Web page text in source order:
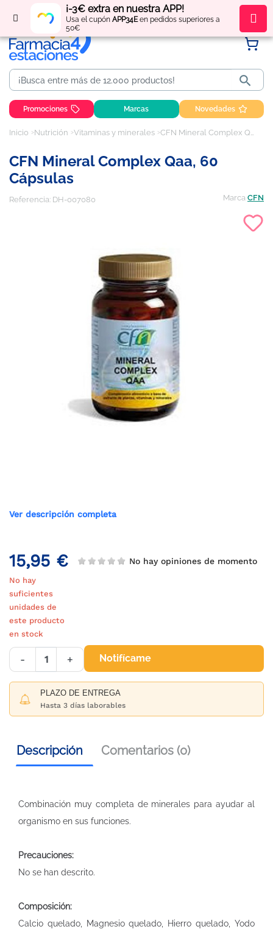
¡-3€ extra en nuestra APP!
Usa el cupón APP34Een pedidos superiores a
50€
Regístratey obténpuntos por tus compras

Promociones Marcas Novedades
Inicio Nutrición Vitaminas y minerales CFN Mineral Complex Qaa, 60 cápsulas
CFN Mineral Complex Qaa, 60
Cápsulas
Referencia: DH-007080 Marca CFN
Ver descripción completa
15,95 € No hay opiniones de momento
No hay
suficientes
unidades de
este producto
en stock
- + Notifícame
PLAZO DE ENTREGA
Hasta 3 días laborables
Descripción Comentarios (0)
Combinación muy completa de minerales para ayudar al
organismo en sus funciones.
Precauciones:
No se han descrito.
Composición:
Calcio quelado, Magnesio quelado, Hierro quelado, Yodo